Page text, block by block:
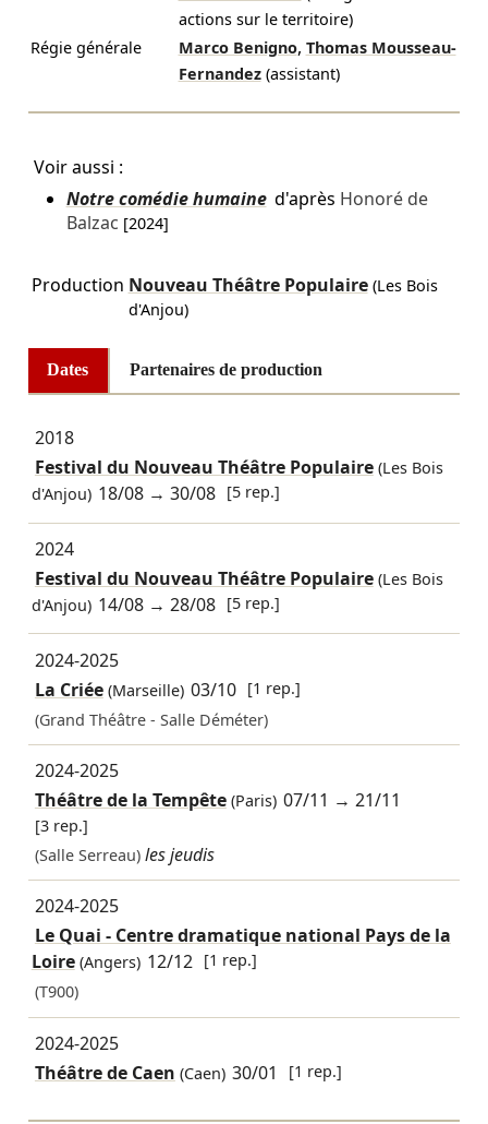
actions sur le territoire)
Régie générale
Marco Benigno, Thomas Mousseau-
Fernandez (assistant)
Voir aussi :
Notre comédie humained'après Honoré de
Balzac [2024]
Production Nouveau Théâtre Populaire(Les Bois
d'Anjou)
Dates Partenaires de production
2018
Festival du Nouveau Théâtre Populaire(Les Bois
d'Anjou) 18/08 →30/08 [5 rep.]
2024
Festival du Nouveau Théâtre Populaire(Les Bois
d'Anjou) 14/08 →28/08 [5 rep.]
2024-2025
La Criée(Marseille) 03/10 [1 rep.]
(Grand Théâtre - Salle Déméter)
2024-2025
Théâtre de la Tempête(Paris) 07/11 →21/11
[3 rep.]
(Salle Serreau) les jeudis
2024-2025
Le Quai - Centre dramatique national Pays de la
Loire(Angers) 12/12 [1 rep.]
(T900)
2024-2025
Théâtre de Caen (Caen) 30/01 [1 rep.]